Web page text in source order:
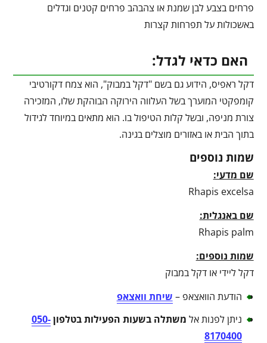
פרחים בצבע לבן שמנת או צהבהב פרחים קטנים וגדלים
באשכולות על תפרחות קצרות
האם כדאי לגדל:
דקל ראפיס, הידוע גם בשם "דקל במבוק", הוא צמח דקורטיבי
קומפקטי המוערך בשל העלווה הירוקה הבוהקת שלו, המזכירה
צורת מניפה, ובשל קלות הטיפול בו. הוא מתאים במיוחד לגידול
בתוך הבית או באזורים מוצלים בגינה.
שמות נוספים
שם מדעי:
Rhapis excelsa
שם באנגלית:
Rhapis palm
שמות נוספים:
דקל ליידי או דקל במבוק
הודעת הוואצאפ – שיחת וואצאפ
ניתן לפנות אל משתלה בשעות הפעילות בטלפון050-
8170400